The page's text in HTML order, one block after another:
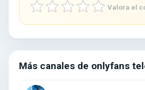
Valora el
Más canales de onlyfans